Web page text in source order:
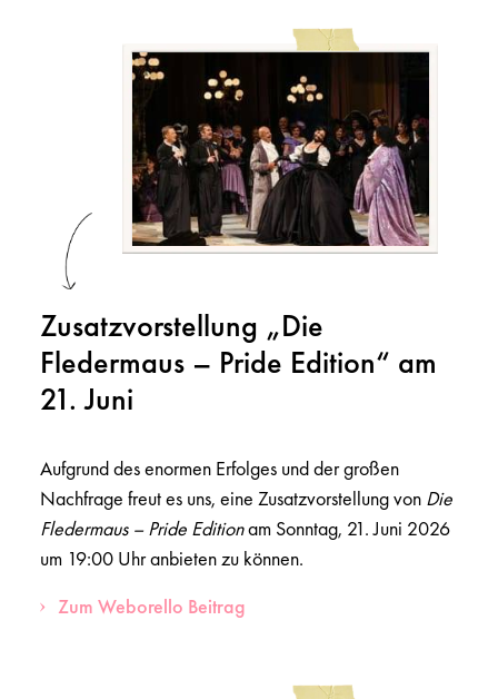
Zusatzvorstellung „Die
Fledermaus – Pride Edition“ am
21. Juni
Aufgrund des enormen Erfolges und der großen
Nachfrage freut es uns, eine Zusatzvorstellung von Die
Fledermaus – Pride Editionam Sonntag, 21. Juni 2026
um 19:00 Uhr anbieten zu können.
Zum Weborello Beitrag